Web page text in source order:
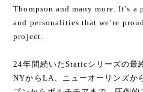
Thompson and many more. It’s
and personalities that we’re
project.
24年間続いたStaticシリーズの最
NYからLA、ニューオーリンズか